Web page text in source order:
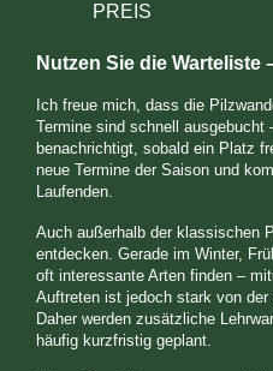
PREIS
Nutzen Sie die Warteliste
Ich freue mich, dass die
Termine sind schnell ausgebucht
benachrichtigt, sobald ein Platz
neue Termine der Saison und
Laufenden.
Auch außerhalb der klassischen
entdecken. Gerade im Winter,
oft interessante Arten finden –
Auftreten ist jedoch stark von
Daher werden zusätzliche
häufig kurzfristig geplant.